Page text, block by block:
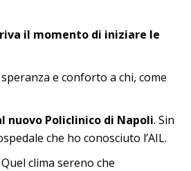
il momento di iniziare le
e conforto a chi, come
nuovo Policlinico di Napoli. Sin
che ho conosciuto l’AIL.
clima sereno che